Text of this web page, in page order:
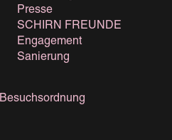
Presse
SCHIRN FREUNDE
Engagement
Sanierung
Besuchsordnung